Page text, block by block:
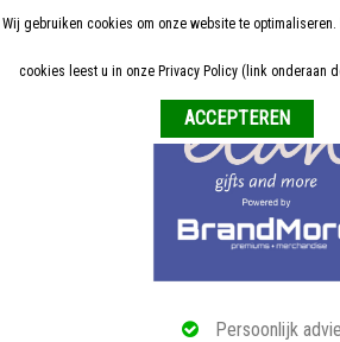
Persoonlijk
Home
ALLE RELATIEGESCHENKEN
Wij gebruiken cookies om onze website te
cookies leest u in onze Privacy Policy (link onderaan